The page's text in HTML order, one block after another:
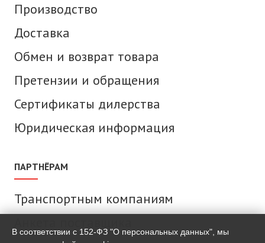
Производство
Доставка
Обмен и возврат товара
Претензии и обращения
Сертификаты дилерства
Юридическая информация
ПАРТНЁРАМ
Транспортным компаниям
В соответствии с 152-ФЗ "О персональных данных", мы